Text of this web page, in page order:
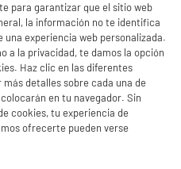
TV y
Sonido
productItem__availability-
change-btn
para garantizar que el sitio web
la información no te identifica
experiencia web personalizada.
a la privacidad, te damos la opción
Haz clic en las diferentes
detalles sobre cada una de
en tu navegador. Sin
cookies, tu experiencia de
ofrecerte pueden verse